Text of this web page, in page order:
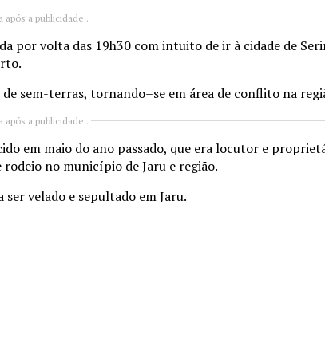
após a publicidade..
por volta das 19h30 com intuito de ir à cidade de
sem-terras, tornando–se em área de conflito na
após a publicidade..
em maio do ano passado, que era locutor e
no município de Jaru e região.
velado e sepultado em Jaru.